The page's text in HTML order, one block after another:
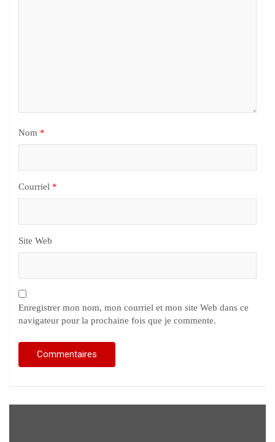
Nom *
Courriel *
Site Web
Enregistrer mon nom, mon courriel et mon site Web dans ce
navigateur pour la prochaine fois que je commente.